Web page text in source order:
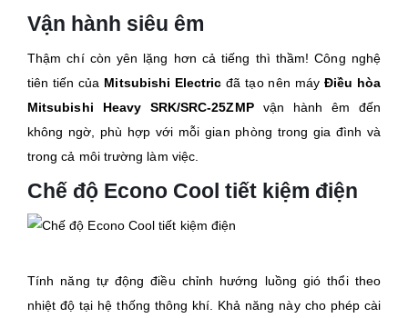
Vận hành siêu êm
Thậm chí còn yên lặng hơn cả tiếng thì thầm! Công nghệ
tiên tiến của Mitsubishi Electric đã tạo nên máy Điều hòa
Mitsubishi Heavy SRK/SRC-25ZMPvận hành êm đến
không ngờ, phù hợp với mỗi gian phòng trong gia đình và
trong cả môi trường làm việc.
Chế độ Econo Cool tiết kiệm điện
Tính năng tự động điều chỉnh hướng luồng gió thổi theo
nhiệt độ tại hệ thống thông khí. Khả năng này cho phép cài